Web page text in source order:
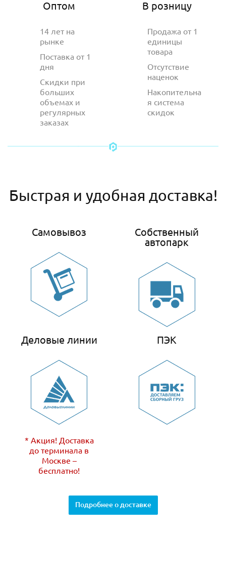
Оптом
14 лет на
рынке
Поставка от 1
дня
Скидки при
больших
объемах и
регулярных
заказах
В розницу
Продажа от 1
единицы
товара
Отсутствие
наценок
Накопительна
я система
скидок
Быстрая и удобная доставка!
Самовывоз
Собственный
автопарк
Деловые линии
* Акция! Доставка
до терминала в
Москве –
бесплатно!
ПЭК
Подробнее о доставке